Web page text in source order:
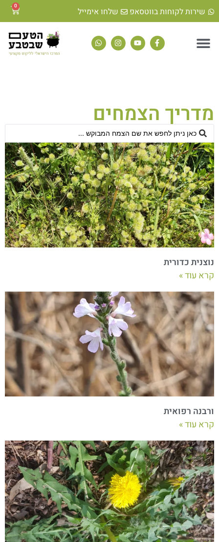
שירות לקוחות בווטסאפ שלחו אימייל 0
מדריך הצמחים
נוצנית כדורית
קרא עוד »
ורבנה רפואית
קרא עוד »